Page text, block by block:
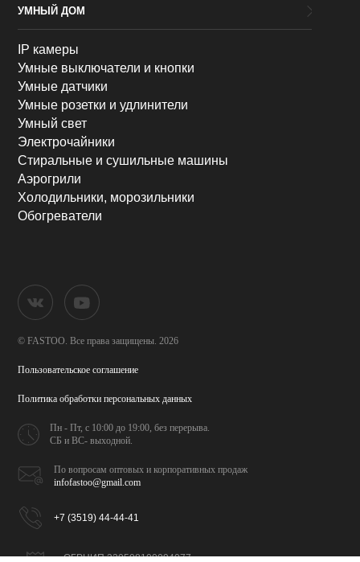
УМНЫЙ ДОМ
IP камеры
Умные выключатели и кнопки
Умные датчики
Умные розетки и удлинители
Умный свет
Электрочайники
Стиральные и сушильные машины
Аэрогрили
Холодильники, морозильники
Обогреватели
© FASTOO. Все права защищены. 2026
Пользовательское соглашение
Политика обработкиперсональных данных
Пн - Пт, с 10:00 до 19:00,без перерыва.
СБ и ВС- выходной.
По вопросам оптовых икорпоративных продаж
infofastoo@gmail.com
+7 (3519) 44-44-41
ОГРНИП 320508100094077